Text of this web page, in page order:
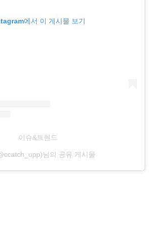
에서 이 게시물 보기
이슈&트렌드
님의 공유 게시물